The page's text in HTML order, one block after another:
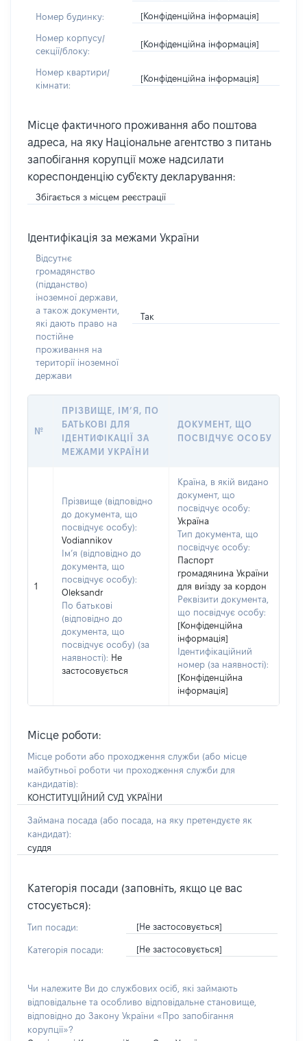
Номер будинку: [Конфіденційна інформація]
Номер корпусу/
секції/блоку:
[Конфіденційна інформація]
Номер квартири/
кімнати:
[Конфіденційна інформація]
Місце фактичного проживання або поштова
адреса, на яку Національне агентство з питань
запобігання корупції може надсилати
кореспонденцію суб'єкту декларування:
Збігається з місцем реєстрації
Ідентифікація за межами України
Відсутнє
громадянство
(підданство)
іноземної держави,
а також документи,
які дають право на
постійне
проживання на
території іноземної
держави
Так
№
ПРІЗВИЩЕ, ІМ’Я, ПО
БАТЬКОВІ ДЛЯ
ІДЕНТИФІКАЦІЇ ЗА
МЕЖАМИ УКРАЇНИ
ДОКУМЕНТ, ЩО
ПОСВІДЧУЄ ОСОБУ
1
Прізвище (відповідно
до документа, що
посвідчує особу):
Vodiannikov
Ім’я (відповідно до
документа, що
посвідчує особу):
Oleksandr
По батькові
(відповідно до
документа, що
посвідчує особу) (за
наявності): Не
застосовується
Країна, в якій видано
документ, що
посвідчує особу:
Україна
Тип документа, що
посвідчує особу:
Паспорт
громадянина України
для виїзду за кордон
Реквізити документа,
що посвідчує особу:
[Конфіденційна
інформація]
Ідентифікаційний
номер (за наявності):
[Конфіденційна
інформація]
Місце роботи:
Місце роботи або проходження служби (або місце
майбутньої роботи чи проходження служби для
кандидатів):
КОНСТИТУЦІЙНИЙ СУД УКРАЇНИ
Займана посада (або посада, на яку претендуєте як
кандидат):
суддя
Категорія посади (заповніть, якщо це вас
стосується):
Тип посади: [Не застосовується]
Категорія посади: [Не застосовується]
Чи належите Ви до службових осіб, які займають
відповідальне та особливо відповідальне становище,
відповідно до Закону України «Про запобігання
корупції»?